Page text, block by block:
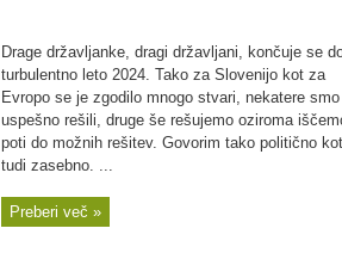
Drage državljanke, dragi državljani, končuje se
turbulentno leto 2024. Tako za Slovenijo kot za
Evropo se je zgodilo mnogo stvari, nekatere smo
uspešno rešili, druge še rešujemo oziroma
poti do možnih rešitev. Govorim tako politično kot
tudi zasebno. ...
Preberi več »